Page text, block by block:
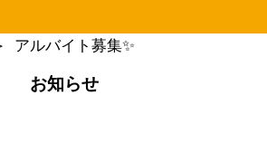
アルバイト募集✨
お知らせ